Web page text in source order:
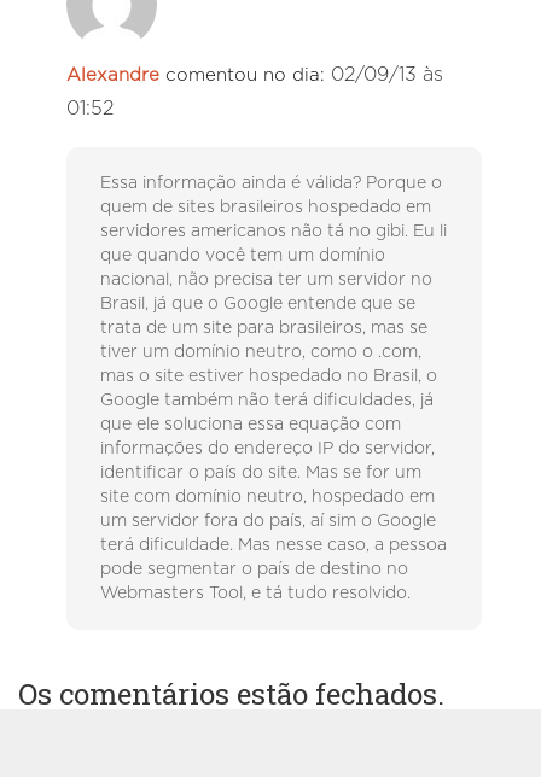
Alexandre comentou no dia: 02/09/13 às
01:52
Essa informação ainda é válida? Porque o
quem de sites brasileiros hospedado em
servidores americanos não tá no gibi. Eu li
que quando você tem um domínio
nacional, não precisa ter um servidor no
Brasil, já que o Google entende que se
trata de um site para brasileiros, mas se
tiver um domínio neutro, como o .com,
mas o site estiver hospedado no Brasil, o
Google também não terá dificuldades, já
que ele soluciona essa equação com
informações do endereço IP do servidor,
identificar o país do site. Mas se for um
site com domínio neutro, hospedado em
um servidor fora do país, aí sim o Google
terá dificuldade. Mas nesse caso, a pessoa
pode segmentar o país de destino no
Webmasters Tool, e tá tudo resolvido.
Os comentários estão fechados.